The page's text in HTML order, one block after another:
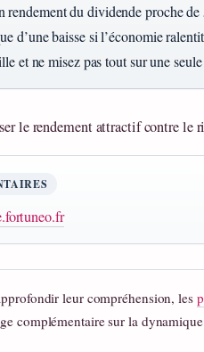
rendement du dividende proche
d’une baisse si l’économie
et ne misez pas tout sur une
le rendement attractif contre le
leur compréhension, les
complémentaire sur la